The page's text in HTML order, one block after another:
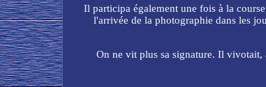
Il participa également une fois à la
l'arrivée de la photographie dans les
On ne vit plus sa signature. Il vivotait,